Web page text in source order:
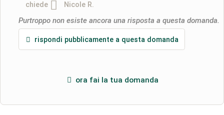
L'indirizzo email non verrà pubblicato)
chiede Nicole R.
Purtroppo non esiste ancora una risposta a questa domanda.
rispondi pubblicamente a questa domanda
ora fai la tua domanda